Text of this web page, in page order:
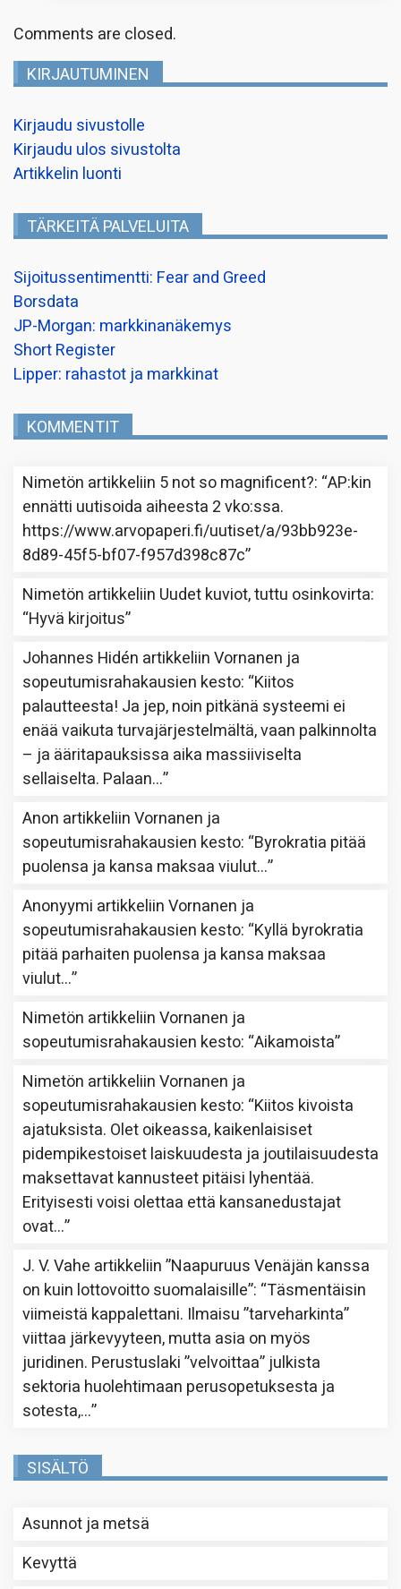
Comments are closed.
KIRJAUTUMINEN
Kirjaudu sivustolle
Kirjaudu ulos sivustolta
Artikkelin luonti
TÄRKEITÄ PALVELUITA
Sijoitussentimentti: Fear and Greed
Borsdata
JP-Morgan: markkinanäkemys
Short Register
Lipper: rahastot ja markkinat
KOMMENTIT
Nimetön artikkeliin 5 not so magnificent?: “AP:kin
ennätti uutisoida aiheesta 2 vko:ssa.
https://www.arvopaperi.fi/uutiset/a/93bb923e-
8d89-45f5-bf07-f957d398c87c”
Nimetön artikkeliin Uudet kuviot, tuttu osinkovirta:
“Hyvä kirjoitus”
Johannes Hidén artikkeliinVornanen ja
sopeutumisrahakausien kesto: “Kiitos
palautteesta! Ja jep, noin pitkänä systeemi ei
enää vaikuta turvajärjestelmältä, vaan palkinnolta
– ja ääritapauksissa aika massiiviselta
sellaiselta. Palaan…”
Anon artikkeliinVornanen ja
sopeutumisrahakausien kesto: “Byrokratia pitää
puolensa ja kansa maksaa viulut…”
Anonyymi artikkeliinVornanen ja
sopeutumisrahakausien kesto: “Kyllä byrokratia
pitää parhaiten puolensa ja kansa maksaa
viulut…”
Nimetön artikkeliinVornanen ja
sopeutumisrahakausien kesto: “Aikamoista”
Nimetön artikkeliinVornanen ja
sopeutumisrahakausien kesto: “Kiitos kivoista
ajatuksista. Olet oikeassa, kaikenlaisiset
pidempikestoiset laiskuudesta ja joutilaisuudesta
maksettavat kannusteet pitäisi lyhentää.
Erityisesti voisi olettaa että kansanedustajat
ovat…”
J. V. Vahe artikkeliin”Naapuruus Venäjän kanssa
on kuin lottovoitto suomalaisille”: “Täsmentäisin
viimeistä kappalettani. Ilmaisu ”tarveharkinta”
viittaa järkevyyteen, mutta asia on myös
juridinen. Perustuslaki ”velvoittaa” julkista
sektoria huolehtimaan perusopetuksesta ja
sotesta,…”
SISÄLTÖ
Asunnot ja metsä
Kevyttä